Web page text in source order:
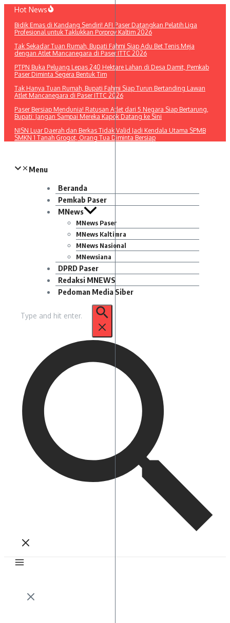
Lewati
konten
Hot News
Bidik Emas di Kandang Sendiri! AFI Paser Datangkan Pelatih Liga
Profesional untuk Taklukkan Porprov Kaltim 2026
Tak Sekadar Tuan Rumah, Bupati Fahmi Siap Adu Bet Tenis Meja
dengan Atlet Mancanegara di Paser ITTC 2026
PTPN Buka Peluang Lepas 240 Hektare Lahan di Desa Damit, Pemkab
Paser Diminta Segera Bentuk Tim
Tak Hanya Tuan Rumah, Bupati Fahmi Siap Turun Bertanding Lawan
Atlet Mancanegara di Paser ITTC 2026
Paser Bersiap Mendunia! Ratusan Atlet dari 5 Negara Siap Bertarung,
Bupati: Jangan Sampai Mereka Kapok Datang ke Sini
NISN Luar Daerah dan Berkas Tidak Valid Jadi Kendala Utama SPMB
SMKN 1 Tanah Grogot, Orang Tua Diminta Bersiap
Menu
Beranda
Pemkab Paser
MNews
MNews Paser
MNews Kaltimra
MNews Nasional
MNewsiana
DPRD Paser
Redaksi MNEWS
Pedoman Media Siber
untuk: